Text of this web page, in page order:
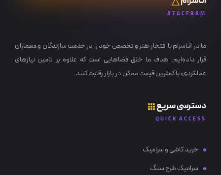
ATACERAM
ما در آتاسرام با افتخار هنر و تخصص خود را در خدمت سازندگان و معماران
قرار داده‌ایم. هدف ما خلق فضاهایی است که علاوه بر تامین نیازهای
عملکردی، با کمترین قیمت ممکن در بازار رقابت کنند.
دسترسی سریع
QUICK ACCESS
خرید کاشی و سرامیک
سرامیک طرح سنگ